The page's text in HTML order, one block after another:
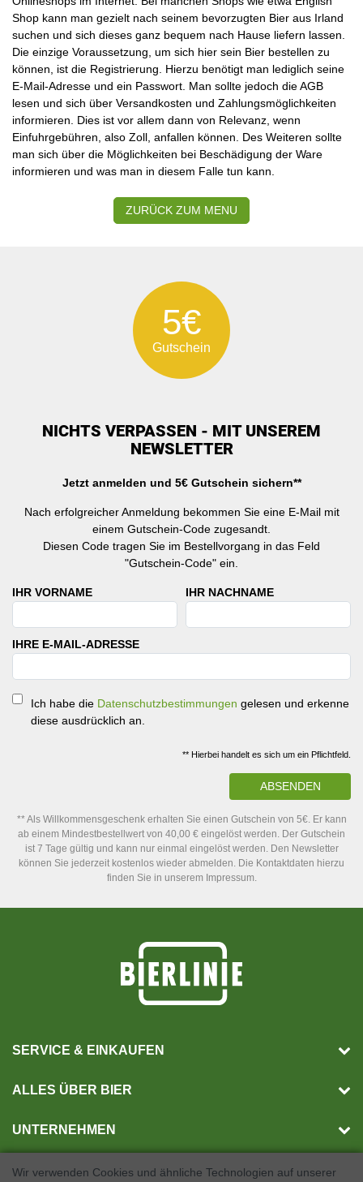
Shop kann man gezielt nach seinem bevorzugten Bier aus Irland
suchen und sich dieses ganz bequem nach Hause liefern lassen.
Die einzige Voraussetzung, um sich hier sein Bier bestellen zu
können, ist die Registrierung. Hierzu benötigt man lediglich seine
E-Mail-Adresse und ein Passwort. Man sollte jedoch die AGB
lesen und sich über Versandkosten und Zahlungsmöglichkeiten
informieren. Dies ist vor allem dann von Relevanz, wenn
Einfuhrgebühren, also Zoll, anfallen können. Des Weiteren sollte
man sich über die Möglichkeiten bei Beschädigung der Ware
informieren und was man in diesem Falle tun kann.
ZURÜCK ZUM MENU
5€
Gutschein
NICHTS VERPASSEN - MIT UNSEREM
NEWSLETTER
Jetzt anmelden und 5€ Gutschein sichern**
Nach erfolgreicher Anmeldung bekommen Sie eine E-Mail mit
einem Gutschein-Code zugesandt.
Diesen Code tragen Sie im Bestellvorgang in das Feld
"Gutschein-Code" ein.
IHR VORNAME IHR NACHNAME
IHRE E-MAIL-ADRESSE
Ich habe die Datenschutzbestimmungen gelesen und erkenne
diese ausdrücklich an.
** Hierbei handelt es sich um ein Pflichtfeld.
ABSENDEN
** Als Willkommensgeschenk erhalten Sie einen Gutschein von 5€. Er kann
ab einem Mindestbestellwert von 40,00 € eingelöst werden. Der Gutschein
ist 7 Tage gültig und kann nur einmal eingelöst werden. Den Newsletter
können Sie jederzeit kostenlos wieder abmelden. Die Kontaktdaten hierzu
finden Sie in unserem Impressum.
SERVICE & EINKAUFEN
ALLES ÜBER BIER
UNTERNEHMEN
Wir verwenden Cookies und ähnliche Technologien auf unserer